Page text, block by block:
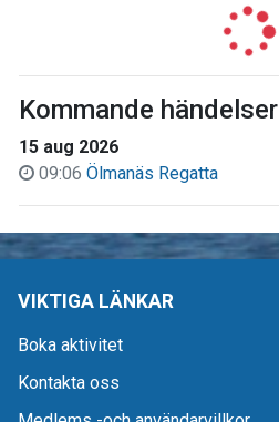
Kommande händelser
15 aug 2026
09:06 Ölmanäs Regatta
VIKTIGA LÄNKAR
Boka aktivitet
Kontakta oss